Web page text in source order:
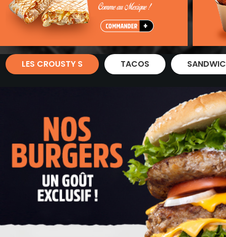
Zones de Livraison
LES CROUSTY S TACOS